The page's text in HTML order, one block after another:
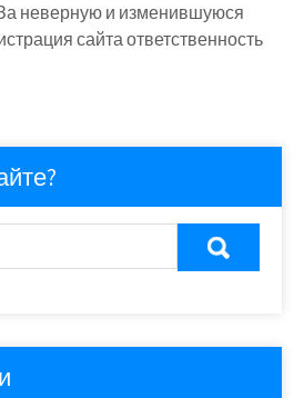
неверную и изменившуюся
сайта ответственность